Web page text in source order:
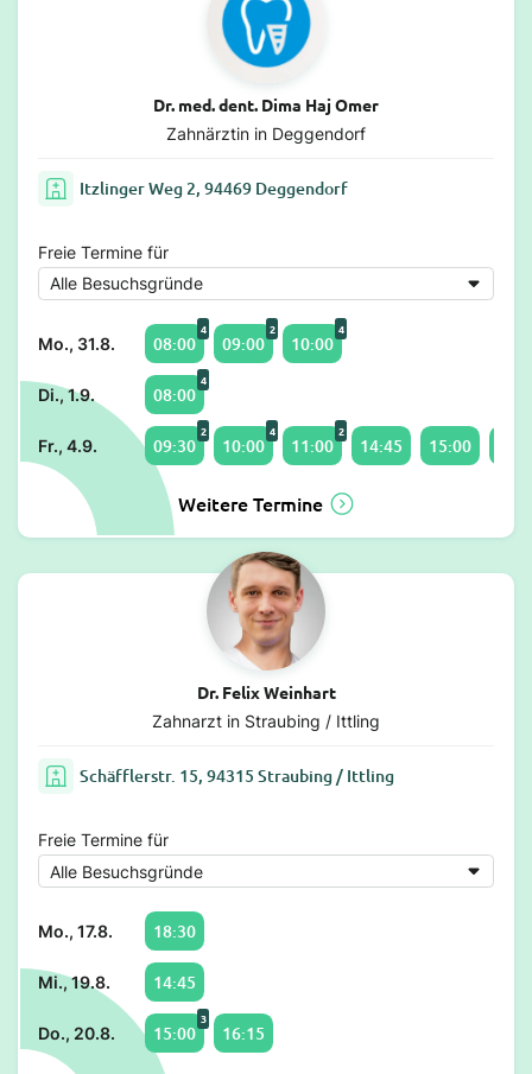
Dr. med. dent. Dima Haj Omer
Zahnärztin in Deggendorf
Itzlinger Weg 2, 94469 Deggendorf
Freie Termine für
Mo., 31.8. 08:00
4
09:00
2
10:00
4
Di., 1.9. 08:00
4
Fr., 4.9. 09:30
2
10:00
4
11:00
2
14:45 15:00
Weitere Termine
Dr. Felix Weinhart
Zahnarzt in Straubing / Ittling
Schäfflerstr. 15, 94315 Straubing / Ittling
Freie Termine für
Mo., 17.8. 18:30
Mi., 19.8. 14:45
Do., 20.8. 15:00
3
16:15